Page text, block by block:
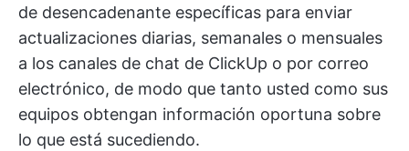
de desencadenante específicas para enviar
actualizaciones diarias, semanales o mensuales
a los canales de chat de ClickUp o por correo
electrónico, de modo que tanto usted como sus
equipos obtengan información oportuna sobre
lo que está sucediendo.